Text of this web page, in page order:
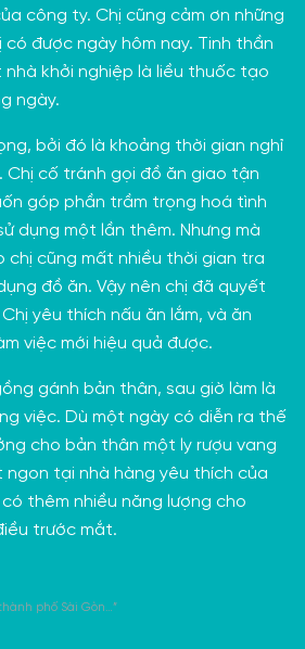
công ty. Chị cũng cảm ơn những
được ngày hôm nay. Tinh thần
khởi nghiệp là liều thuốc tạo
ngày.
bởi đó là khoảng thời gian nghỉ
Chị cố tránh gọi đồ ăn giao tận
góp phần trầm trọng hoá tình
dụng một lần thêm. Nhưng mà
chị cũng mất nhiều thời gian tra
đồ ăn. Vậy nên chị đã quyết
yêu thích nấu ăn lắm, và ăn
việc mới hiệu quả được.
gánh bản thân, sau giờ làm là
việc. Dù một ngày có diễn ra thế
cho bản thân một ly rượu vang
tại nhà hàng yêu thích của
có thêm nhiều năng lượng cho
trước mắt.
phố Sài Gòn…”